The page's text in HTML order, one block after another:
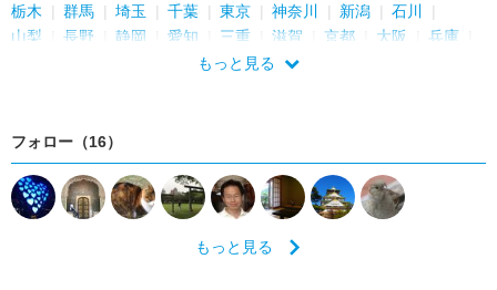
栃木
群馬 埼玉 千葉 東京 神奈川 新潟
石川
山梨
長野 静岡 愛知 三重 滋賀 京都 大阪
兵庫
広島 山口
もっと見る
フォロー（16）
もっと見る